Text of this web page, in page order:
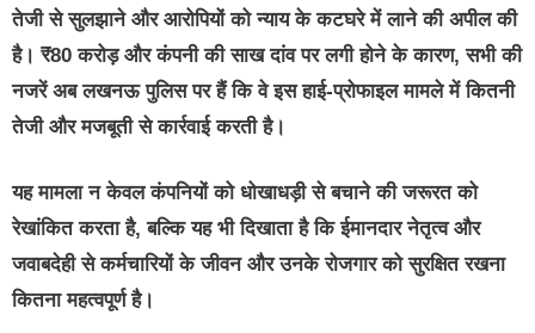
तेजी से सुलझाने और आरोपियों को न्याय के कटघरे में लाने की अपील की
है। ₹80 करोड़ और कंपनी की साख दांव पर लगी होने के कारण, सभी की
नजरें अब लखनऊ पुलिस पर हैं कि वे इस हाई-प्रोफाइल मामले में कितनी
तेजी और मजबूती से कार्रवाई करती है।
यह मामला न केवल कंपनियों को धोखाधड़ी से बचाने की जरूरत को
रेखांकित करता है, बल्कि यह भी दिखाता है कि ईमानदार नेतृत्व और
जवाबदेही से कर्मचारियों के जीवन और उनके रोजगार को सुरक्षित रखना
कितना महत्वपूर्ण है।